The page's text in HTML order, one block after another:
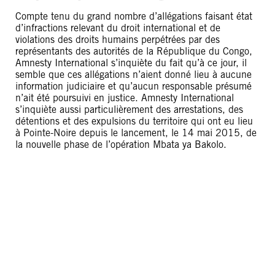
Compte tenu du grand nombre d’allégations faisant état
d’infractions relevant du droit international et de
violations des droits humains perpétrées par des
représentants des autorités de la République du Congo,
Amnesty International s’inquiète du fait qu’à ce jour, il
semble que ces allégations n’aient donné lieu à aucune
information judiciaire et qu’aucun responsable présumé
n’ait été poursuivi en justice. Amnesty International
s’inquiète aussi particulièrement des arrestations, des
détentions et des expulsions du territoire qui ont eu lieu
à Pointe-Noire depuis le lancement, le 14 mai 2015, de
la nouvelle phase de l’opération Mbata ya Bakolo.